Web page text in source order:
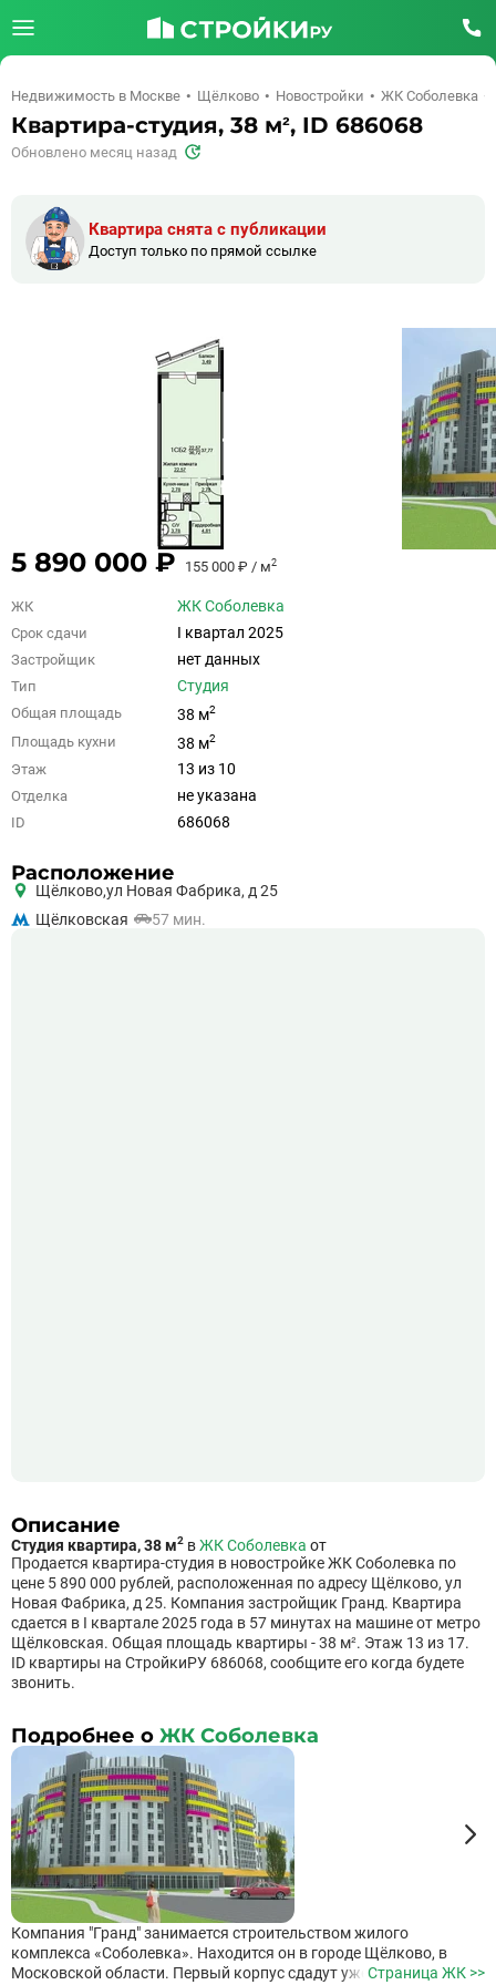
Недвижимость в Москве Щёлково Новостройки ЖК Соболевка
Квартира-студия, 38 м², ID 686068
Обновлено месяц назад
Квартира снята с публикации
Доступ только по прямой ссылке
5 890 000 ₽ 155 000 ₽ / м2
ЖК ЖК Соболевка
Срок сдачи I квартал 2025
Застройщик нет данных
Тип Студия
Общая площадь 38 м2
Площадь кухни 38 м2
Этаж 13 из 10
Отделка не указана
ID 686068
Расположение
Щёлково,ул Новая Фабрика, д 25
Щёлковская
57 мин.
Описание
Студия квартира, 38 м2 вЖК Соболевка от
Продается квартира-студия в новостройке ЖК Соболевка по
цене 5 890 000 рублей, расположенная по адресу Щёлково, ул
Новая Фабрика, д 25. Компания застройщик Гранд. Квартира
сдается в I квартале 2025 года в 57 минутах на машине от метро
Щёлковская. Общая площадь квартиры - 38 м². Этаж 13 из 17.
ID квартиры на СтройкиРУ 686068, сообщите его когда будете
звонить.
Подробнее о ЖК Соболевка
Компания "Гранд" занимается строительством жилого
комплекса «Соболевка». Находится он в городе Щёлково, в
Московской области. Первый корпус сдадут уже в третьем
Страница ЖК >>